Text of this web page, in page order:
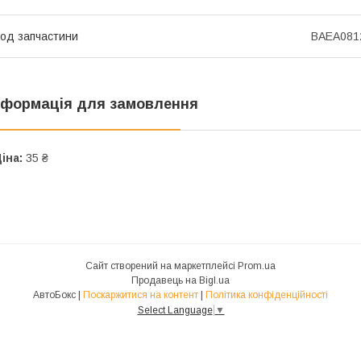
запчастини
для замовлення
35 ₴
Сайт створений на маркетплейсі Prom.ua
Продавець на Bigl.ua
АвтоБокс | Поскаржитися на контент | Політика конфіденційності
Select Language ▼